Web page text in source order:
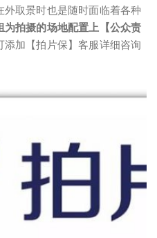
取景时也是随时面临着各种
为拍摄的场地配置上【公众责
添加【拍片保】客服详细咨询